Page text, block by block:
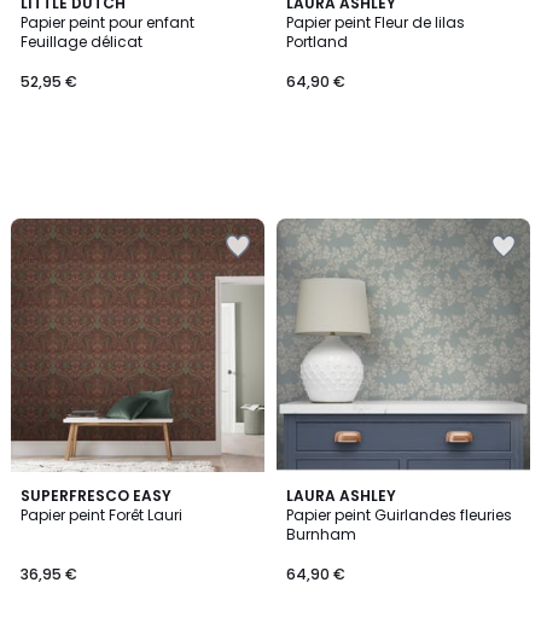
Papier peint pour enfant
Feuillage délicat
52,95 €
Papier peint Fleur de lilas
Portland
64,90 €
SUPERFRESCO EASY
Papier peint Forêt Lauri
36,95 €
2
Couleurs
LAURA ASHLEY
Papier peint Guirlandes fleuries
Burnham
64,90 €